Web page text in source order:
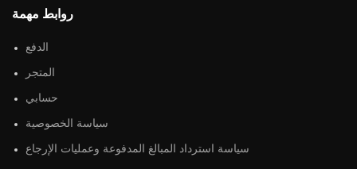
روابط مهمة
الدفع
المتجر
حسابي
سياسة الخصوصية
سياسة استرداد المبالغ المدفوعة وعمليات الإرجاع